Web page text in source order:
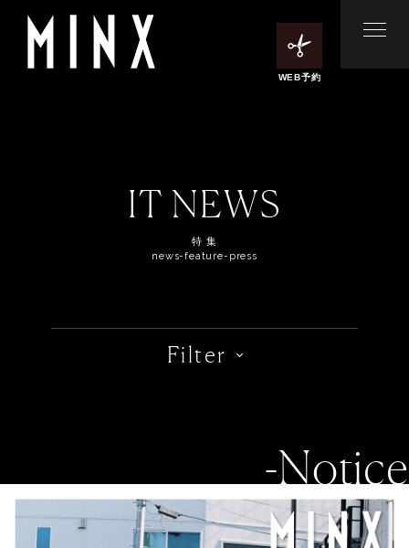
WEB予約
IT NEWS
特 集
news-feature-press
Filter
-Notice